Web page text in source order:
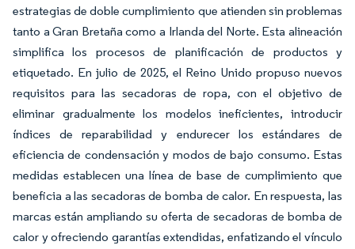
estrategias de doble cumplimiento que atienden sin problemas
tanto a Gran Bretaña como a Irlanda del Norte. Esta alineación
simplifica los procesos de planificación de productos y
etiquetado. En julio de 2025, el Reino Unido propuso nuevos
requisitos para las secadoras de ropa, con el objetivo de
eliminar gradualmente los modelos ineficientes, introducir
índices de reparabilidad y endurecer los estándares de
eficiencia de condensación y modos de bajo consumo. Estas
medidas establecen una línea de base de cumplimiento que
beneficia a las secadoras de bomba de calor. En respuesta, las
marcas están ampliando su oferta de secadoras de bomba de
calor y ofreciendo garantías extendidas, enfatizando el vínculo